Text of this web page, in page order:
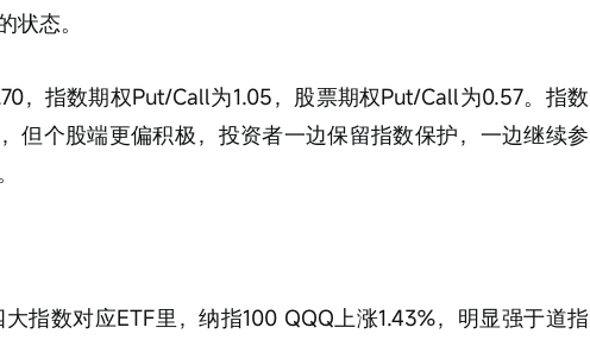
状态。
，指数期权Put/Call为1.05，股票期权Put/Call为0.57。指数
但个股端更偏积极，投资者一边保留指数保护，一边继续参
大指数对应ETF里，纳指100 QQQ上涨1.43%，明显强于道指